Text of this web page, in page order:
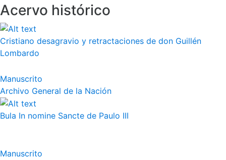
Acervo histórico
Cristiano desagravio y retractaciones de don Guillén
Lombardo
Manuscrito
Archivo General de la Nación
Bula In nomine Sancte de Paulo III
Manuscrito